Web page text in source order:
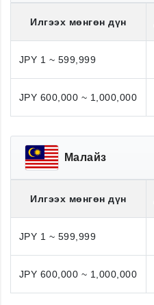
Илгээх мөнгөн дүн
JPY 1 ~ 599,999
JPY 600,000 ~ 1,000,000
Малайз
Илгээх мөнгөн дүн
JPY 1 ~ 599,999
JPY 600,000 ~ 1,000,000